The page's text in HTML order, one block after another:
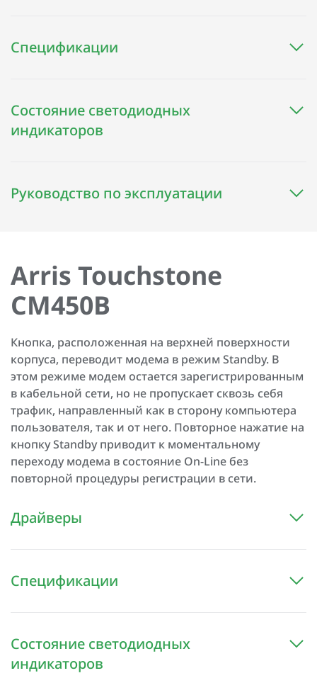
Спецификации
Состояние светодиодных
индикаторов
Руководство по эксплуатации
Arris Touchstone
CM450B
Кнопка, расположенная на верхней поверхности
корпуса, переводит модема в режим Standby. В
этом режиме модем остается зарегистрированным
в кабельной сети, но не пропускает сквозь себя
трафик, направленный как в сторону компьютера
пользователя, так и от него. Повторное нажатие на
кнопку Standby приводит к моментальному
переходу модема в состояние On-Line без
повторной процедуры регистрации в сети.
Драйверы
Спецификации
Состояние светодиодных
индикаторов